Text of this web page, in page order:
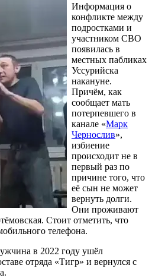
Информация о
конфликте между
подростками и
участником СВО
появилась в
местных пабликах
Уссурийска
накануне.
Причём, как
сообщает мать
потерпевшего в
канале «Марк
Чернослив»,
избиение
происходит не в
первый раз по
причине того, что
её сын не может
вернуть долги.
Они проживают
Стоит отметить, что
телефона.
в 2022 году ушёл
отряда «Тигр» и вернулся с